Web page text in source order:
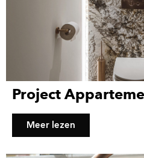
Project
Meer lezen